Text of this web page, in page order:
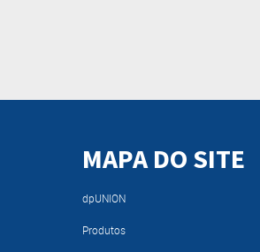
MAPA DO SITE
dpUNION
Produtos